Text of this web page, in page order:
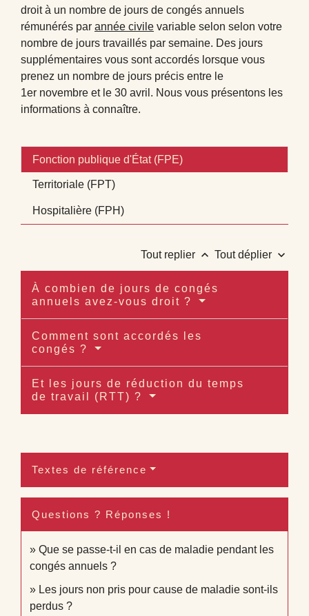
droit à un nombre de jours de congés annuels
rémunérés par année civile variable selon selon votre
nombre de jours travaillés par semaine. Des jours
supplémentaires vous sont accordés lorsque vous
prenez un nombre de jours précis entre le
1er novembre et le 30 avril. Nous vous présentons les
informations à connaître.
Fonction publique d'État (FPE)
Territoriale (FPT)
Hospitalière (FPH)
Tout replier keyboard_arrow_up Tout déplier keyboard_arrow_down
À combien de jours de congés
annuels avez-vous droit ?
Comment sont accordés les
congés ?
Et les jours de réduction du temps
de travail (RTT) ?
Textes de référence
Questions ? Réponses !
Que se passe-t-il en cas de maladie pendant les
congés annuels ?
Les jours non pris pour cause de maladie sont-ils
perdus ?